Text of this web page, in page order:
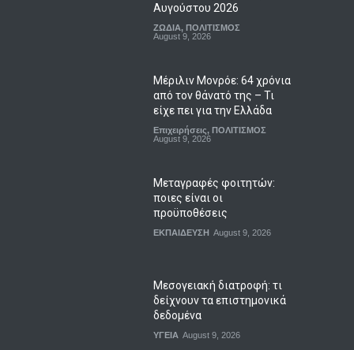
Αυγούστου 2026
ΖΩΔΙΑ, ΠΟΛΙΤΙΣΜΟΣ
August 9, 2026
Μέριλιν Μονρόε: 64 χρόνια
από τον θάνατό της – Τι
είχε πει για την Ελλάδα
Επιχειρήσεις, ΠΟΛΙΤΙΣΜΟΣ
August 9, 2026
Μεταγραφές φοιτητών:
ποιες είναι οι
προϋποθέσεις
ΕΚΠΑΙΔΕΥΣΗ August 9, 2026
Μεσογειακή διατροφή: τι
δείχνουν τα επιστημονικά
δεδομένα
ΥΓΕΙΑ August 9, 2026